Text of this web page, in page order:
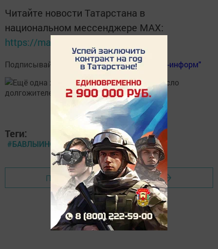
Читайте новости Татарстана в
национальном мессенджере MАХ:
https://max.ru/tatmedia
Подписывайтесь нателеграм-канал "Бавлы-информ"
Теги:
#БАВЛЫИНФОРМ
Перейти на страницу новости